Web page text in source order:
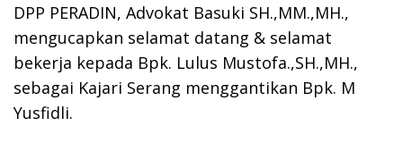
DPP PERADIN, Advokat Basuki SH.,MM.,MH.,
mengucapkan selamat datang & selamat
bekerja kepada Bpk. Lulus Mustofa.,SH.,MH.,
sebagai Kajari Serang menggantikan Bpk. M
Yusfidli.